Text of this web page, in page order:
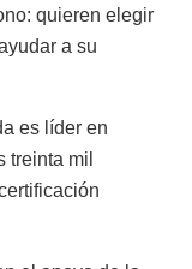
quieren elegir
a su
es líder en
treinta mil